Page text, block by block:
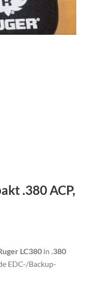
.380 ACP,
LC380 in.380
EDC-/Backup-